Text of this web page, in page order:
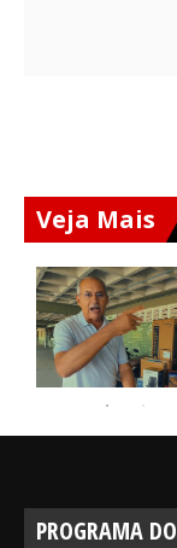
Veja Mais
PROGRAMA